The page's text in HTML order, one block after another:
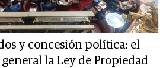
y concesión política: el
la Ley de Propiedad